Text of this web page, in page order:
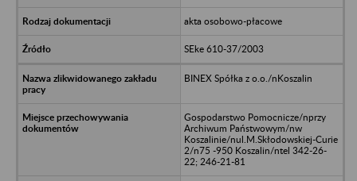
akta osobowo-płacowe
SEke 610-37/2003
BINEX Spółka z o.o./nKoszalin
Gospodarstwo Pomocnicze/nprzy
Archiwum Państwowym/nw
Koszalinie/nul.M.Skłodowskiej-Curie
2/n75 -950 Koszalin/ntel 342-26-
22; 246-21-81